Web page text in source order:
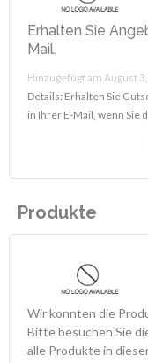
Erhalten Sie
Mail.
Hinzugefügt am August
Details: Erhalten Sie
in Ihrer E-Mail, wenn Sie
Produkte
Wir konnten die
Bitte besuchen Sie
alle Produkte in